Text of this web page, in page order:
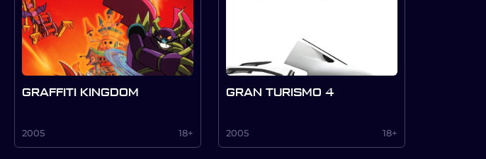
GRAFFITI KINGDOM
2005 18+
GRAN TURISMO 4
2005 18+